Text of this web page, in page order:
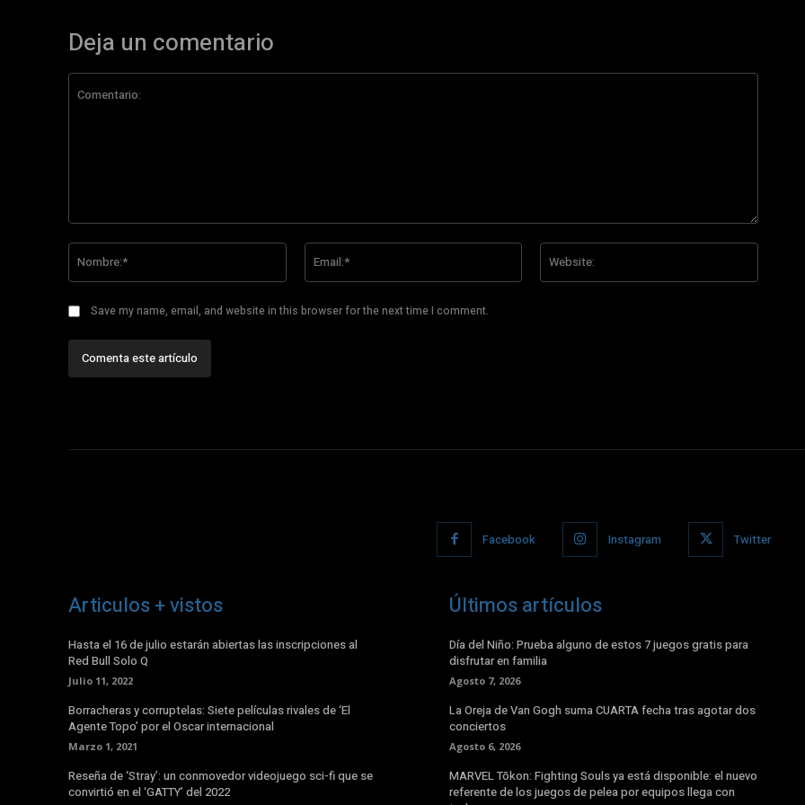
Deja un comentario
Save my name, email, and website in this browser for the next time I comment.
Facebook Instagram Twitter
Articulos + vistos
Hasta el 16 de julio estarán abiertas las inscripciones al
Red Bull Solo Q
Julio 11, 2022
Borracheras y corruptelas: Siete películas rivales de ‘El
Agente Topo’ por el Oscar internacional
Marzo 1, 2021
Reseña de ‘Stray’: un conmovedor videojuego sci-fi que se
convirtió en el ‘GATTY’ del 2022
Últimos artículos
Día del Niño: Prueba alguno de estos 7 juegos gratis para
disfrutar en familia
Agosto 7, 2026
La Oreja de Van Gogh suma CUARTA fecha tras agotar dos
conciertos
Agosto 6, 2026
MARVEL Tōkon: Fighting Souls ya está disponible: el nuevo
referente de los juegos de pelea por equipos llega con